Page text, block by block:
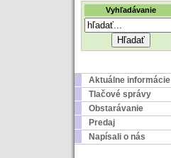
Vyhľadávanie
Aktuálne informácie
Tlačové správy
Obstarávanie
Predaj
Napísali o nás